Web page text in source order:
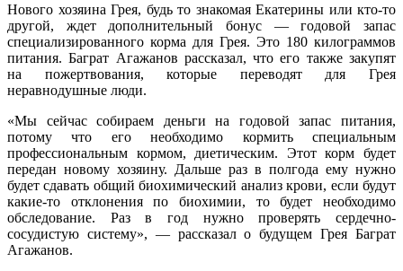
Нового хозяина Грея, будь то знакомая Екатерины или кто-то
другой, ждет дополнительный бонус — годовой запас
специализированного корма для Грея. Это 180 килограммов
питания. Баграт Агажанов рассказал, что его также закупят
на пожертвования, которые переводят для Грея
неравнодушные люди.
«Мы сейчас собираем деньги на годовой запас питания,
потому что его необходимо кормить специальным
профессиональным кормом, диетическим. Этот корм будет
передан новому хозяину. Дальше раз в полгода ему нужно
будет сдавать общий биохимический анализ крови, если будут
какие-то отклонения по биохимии, то будет необходимо
обследование. Раз в год нужно проверять сердечно-
сосудистую систему», — рассказал о будущем Грея Баграт
Агажанов.